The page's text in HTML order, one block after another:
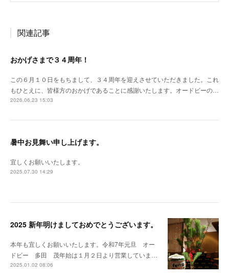
関連記事
おかげさまで３４周年！
この６月１０日をもちまして、３４周年を迎えさせていただきました。これ
もひとえに、皆様方のおかげであることに感謝いたします。オードビーの…
2026.06.23 15:03
暑中お見舞い申し上げます。
宜しくお願いいたします。
2025.07.30 14:29
2025 新年明けましておめでとうございます。
本年も宜しくお願いいたします。令和7年元旦 オー
ドビー 多田 茂年始は１月２日より営業していま…
2025.01.02 08:06